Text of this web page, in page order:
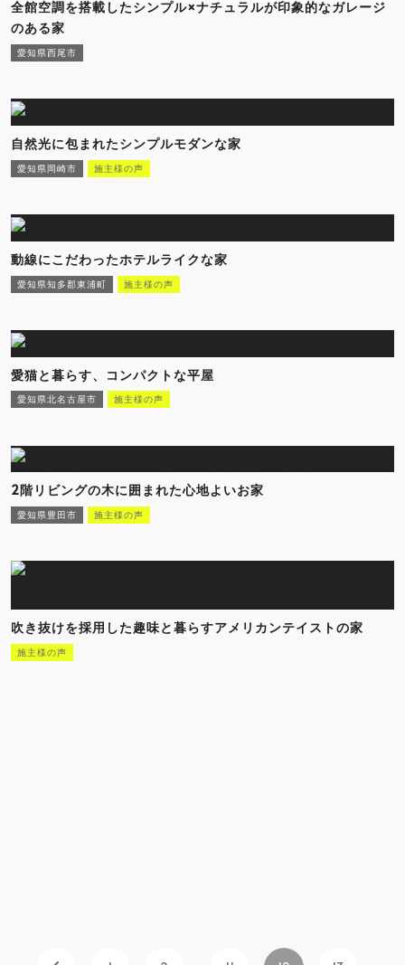
全館空調を搭載したシンプル×ナチュラルが印象的なガレージ
のある家
愛知県西尾市
自然光に包まれたシンプルモダンな家
愛知県岡崎市 施主様の声
動線にこだわったホテルライクな家
愛知県知多郡東浦町 施主様の声
愛猫と暮らす、コンパクトな平屋
愛知県北名古屋市 施主様の声
2階リビングの木に囲まれた心地よいお家
愛知県豊田市 施主様の声
吹き抜けを採用した趣味と暮らすアメリカンテイストの家
施主様の声